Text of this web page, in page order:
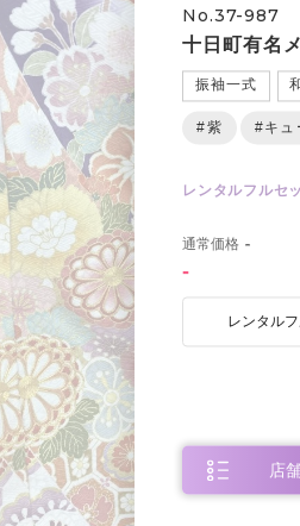
No.37-987
十日町有名
振袖一式
#紫 #キュ
レンタルフルセ
通常価格 -
-
レンタル
店